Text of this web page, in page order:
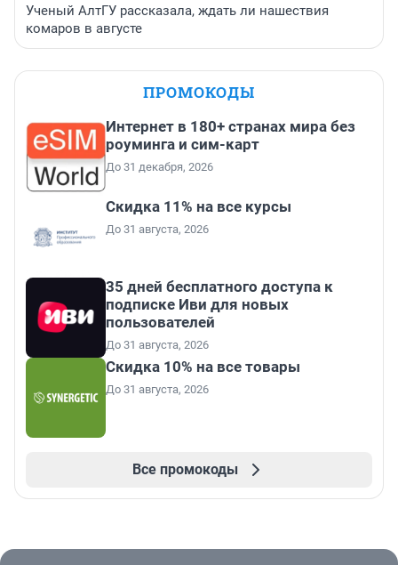
Ученый АлтГУ рассказала, ждать ли нашествия
комаров в августе
ПРОМОКОДЫ
Интернет в 180+ странах мира без
роуминга и сим-карт
До 31 декабря, 2026
Скидка 11% на все курсы
До 31 августа, 2026
35 дней бесплатного доступа к
подписке Иви для новых
пользователей
До 31 августа, 2026
Скидка 10% на все товары
До 31 августа, 2026
Все промокоды